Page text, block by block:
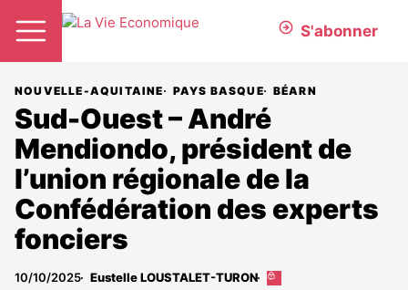
S'abonner
NOUVELLE-AQUITAINE PAYS BASQUE BÉARN
Sud-Ouest – André
Mendiondo, président de
l’union régionale de la
Confédération des experts
fonciers
10/10/2025 Eustelle LOUSTALET-TURON
Cet